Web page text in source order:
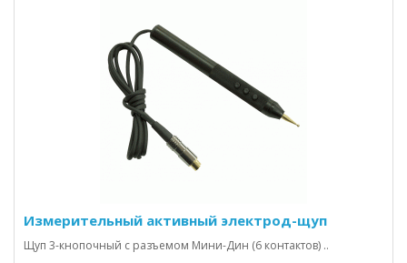
Измерительный активный электрод-щуп
Щуп 3-кнопочный с разъемом Мини-Дин (6 контактов) ..